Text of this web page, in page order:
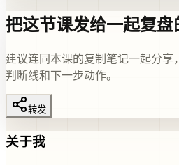
把这节课发给一起复盘
建议连同本课的复制笔记一起分享
判断线和下一步动作。
转发
关于我